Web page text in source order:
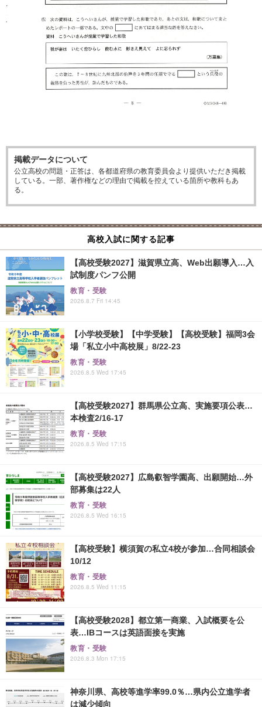
掲載データについて
公立高校の問題・正答は、各都道府県の教育委員会より提供いただき掲載
している。一部、著作権などの理由で掲載を控えている箇所や教科もあ
る。
高校入試に関する記事
【高校受験2027】滋賀県立高、Web出願導入…入
試制度パンフ公開
教育・受験
2026.8.7 Fri 14:45
【小学校受験】【中学受験】【高校受験】福岡3会
場「私立小中高校展」8/22-23
教育・受験
2026.8.5 Wed 17:45
【高校受験2027】群馬県公立高、実施要項公表…
本検査2/16-17
教育・受験
2026.8.5 Wed 17:15
【高校受験2027】広島叡智学園高、出願開始…外
部募集は22人
教育・受験
2026.8.5 Wed 16:15
【高校受験】横須賀の私立4校が参加…合同相談会
10/12
教育・受験
2026.8.5 Wed 11:15
【高校受験2028】都立第一商業、入試概要を公
表…IBコースは英語面接を実施
教育・受験
2026.8.3 Mon 17:15
神奈川県、高校等進学率99.0％…県内公立進学者
は減少傾向